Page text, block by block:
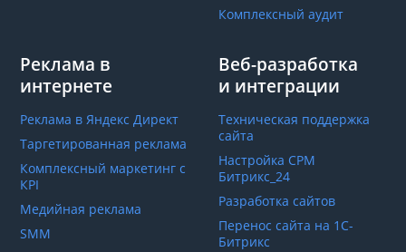
Комплексный аудит
Реклама в
интернете
Реклама в Яндекс Директ
Таргетированная реклама
Комплексный маркетинг с
КРІ
Медийная реклама
SMM
Веб-разработка
и интеграции
Техническая поддержка
сайта
Настройка СРМ
Битрикс_24
Разработка сайтов
Перенос сайта на 1С-
Битрикс